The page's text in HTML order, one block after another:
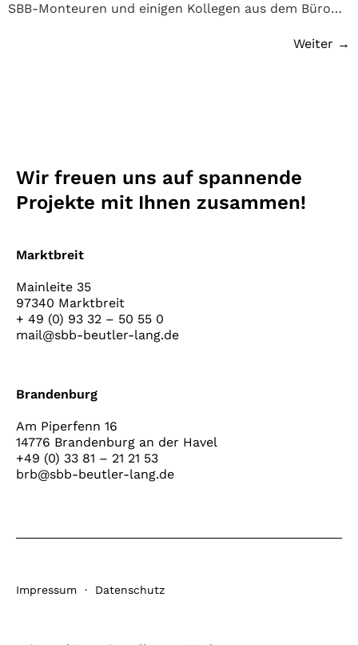
SBB-Monteuren und einigen Kollegen aus dem Büro…
Weiter →
Wir freuen uns auf spannende
Projekte mit Ihnen zusammen!
Marktbreit
Mainleite 35
97340 Marktbreit
+ 49 (0) 93 32 – 50 55 0
mail@sbb-beutler-lang.de
Brandenburg
Am Piperfenn 16
14776 Brandenburg an der Havel
+49 (0) 33 81 – 21 21 53
brb@sbb-beutler-lang.de
Impressum · Datenschutz